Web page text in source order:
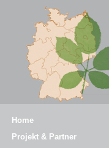
Home
Projekt & Partner